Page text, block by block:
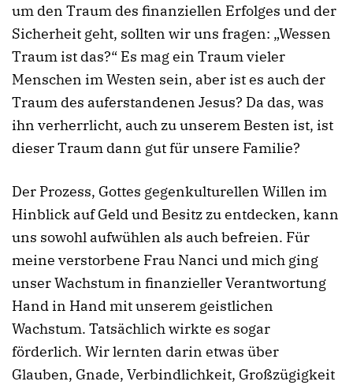
um den Traum des finanziellen Erfolges und der
Sicherheit geht, sollten wir uns fragen: „Wessen
Traum ist das?“ Es mag ein Traum vieler
Menschen im Westen sein, aber ist es auch der
Traum des auferstandenen Jesus? Da das, was
ihn verherrlicht, auch zu unserem Besten ist, ist
dieser Traum dann gut für unsere Familie?
Der Prozess, Gottes gegenkulturellen Willen im
Hinblick auf Geld und Besitz zu entdecken, kann
uns sowohl aufwühlen als auch befreien. Für
meine verstorbene Frau Nanci und mich ging
unser Wachstum in finanzieller Verantwortung
Hand in Hand mit unserem geistlichen
Wachstum. Tatsächlich wirkte es sogar
förderlich. Wir lernten darin etwas über
Glauben, Gnade, Verbindlichkeit, Großzügigkeit